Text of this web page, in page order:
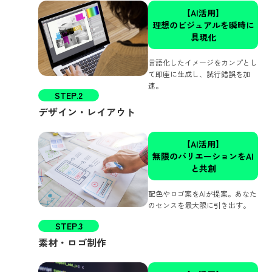
STEP.2
デザイン・レイアウト
【AI活用】
理想のビジュアルを瞬時に
具現化
言語化したイメージをカンプとし
て即座に生成し、試行錯誤を加
速。
STEP.3
素材・ロゴ制作
【AI活用】
無限のバリエーションをAI
と共創
配色やロゴ案をAIが提案。あなた
のセンスを最大限に引き出す。